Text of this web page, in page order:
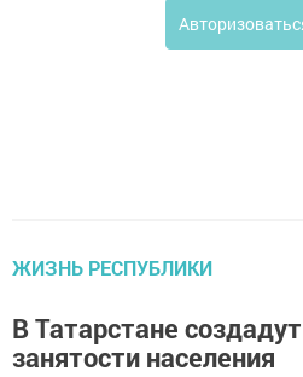
ЖИЗНЬ РЕСПУБЛИКИ
В Татарстане
занятости населения